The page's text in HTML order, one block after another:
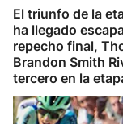
Ciclismo
El triunfo de la
ha llegado
repecho final,
Brandon Smith
tercero en la